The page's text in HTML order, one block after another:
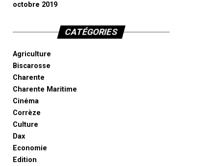
octobre 2019
CATÉGORIES
Agriculture
Biscarosse
Charente
Charente Maritime
Cinéma
Corrèze
Culture
Dax
Economie
Edition